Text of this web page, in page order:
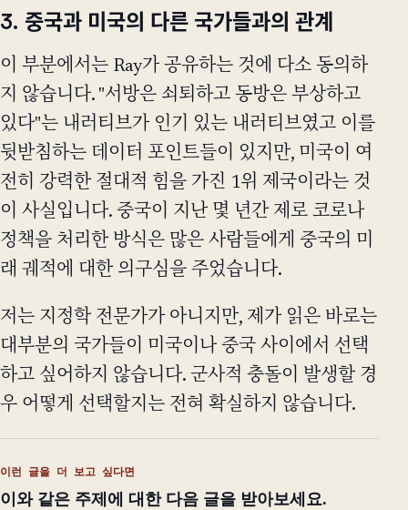
3. 중국과 미국의 다른 국가들과의 관계
이 부분에서는 Ray가 공유하는 것에 다소 동의하
지 않습니다. "서방은 쇠퇴하고 동방은 부상하고
있다"는 내러티브가 인기 있는 내러티브였고 이를
뒷받침하는 데이터 포인트들이 있지만, 미국이 여
전히 강력한 절대적 힘을 가진 1위 제국이라는 것
이 사실입니다. 중국이 지난 몇 년간 제로 코로나
정책을 처리한 방식은 많은 사람들에게 중국의 미
래 궤적에 대한 의구심을 주었습니다.
저는 지정학 전문가가 아니지만, 제가 읽은 바로는
대부분의 국가들이 미국이나 중국 사이에서 선택
하고 싶어하지 않습니다. 군사적 충돌이 발생할 경
우 어떻게 선택할지는 전혀 확실하지 않습니다.
이런 글을 더 보고 싶다면
이와 같은 주제에 대한 다음 글을 받아보세요.